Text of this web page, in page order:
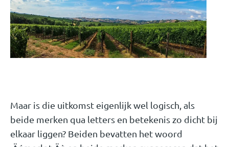
Maar is die uitkomst eigenlijk wel logisch, als
beide merken qua letters en betekenis zo dicht bij
elkaar liggen? Beiden bevatten het woord